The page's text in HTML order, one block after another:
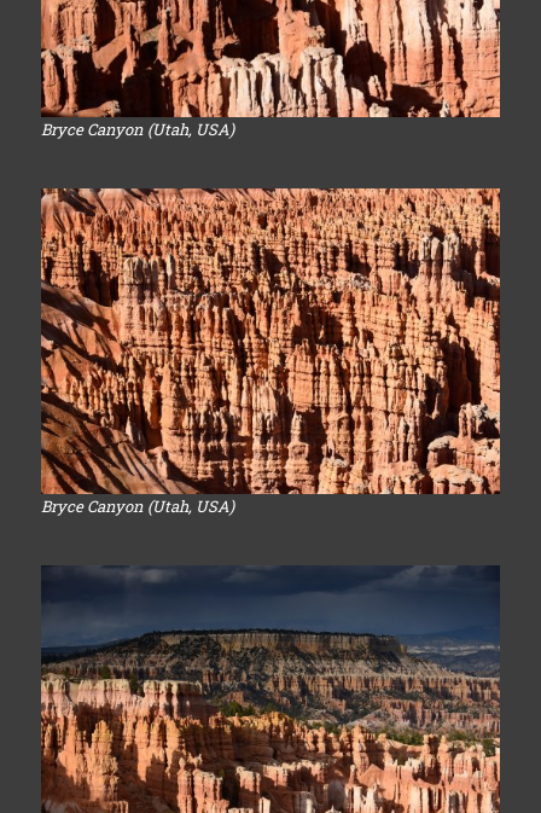
Bryce Canyon (Utah, USA)
Bryce Canyon (Utah, USA)